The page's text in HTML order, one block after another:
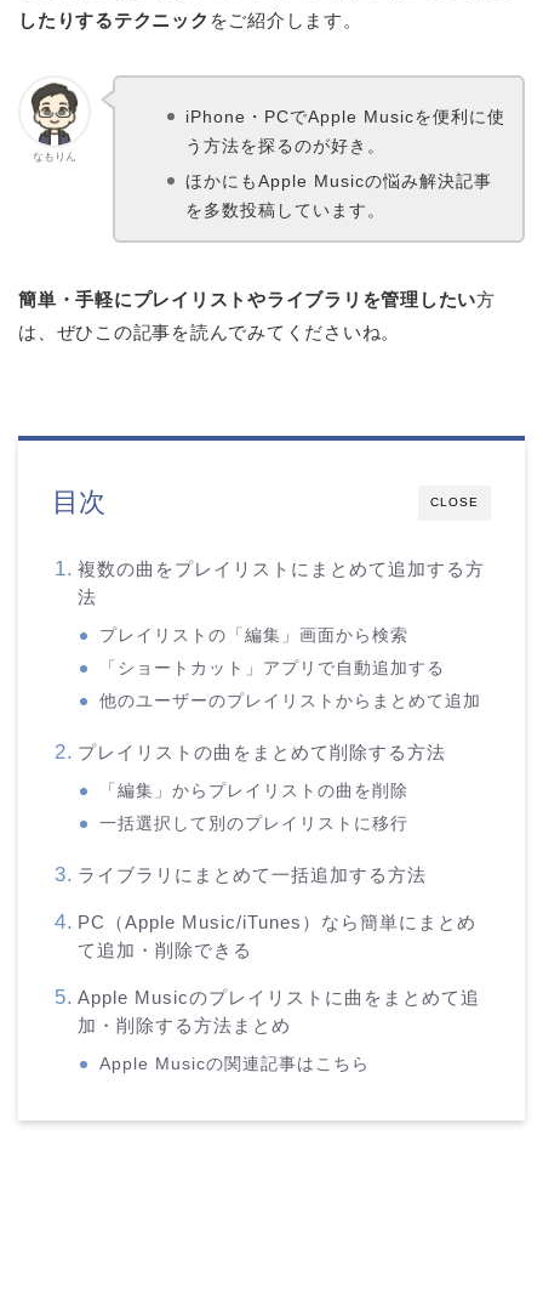
したりするテクニック をご紹介します。
なもりん
iPhone・PCでApple Musicを便利に使
う方法を探るのが好き。
ほかにもApple Musicの悩み解決記事
を多数投稿しています。
簡単・手軽にプレイリストやライブラリを管理したい方
は、ぜひこの記事を読んでみてくださいね。
CLOSE
目次
複数の曲をプレイリストにまとめて追加する方
法
プレイリストの「編集」画面から検索
「ショートカット」アプリで自動追加する
他のユーザーのプレイリストからまとめて追加
プレイリストの曲をまとめて削除する方法
「編集」からプレイリストの曲を削除
一括選択して別のプレイリストに移行
ライブラリにまとめて一括追加する方法
PC（Apple Music/iTunes）なら簡単にまとめ
て追加・削除できる
Apple Musicのプレイリストに曲をまとめて追
加・削除する方法まとめ
Apple Musicの関連記事はこちら